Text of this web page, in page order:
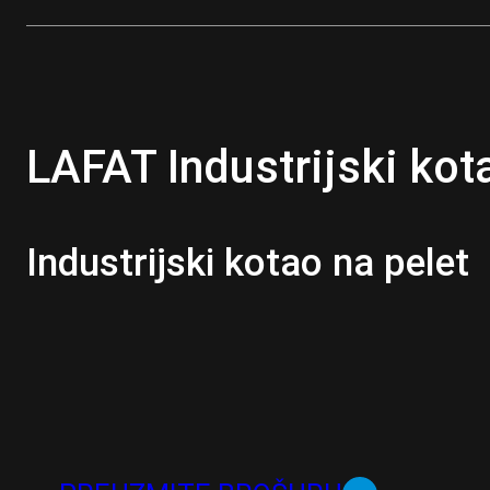
LAFAT Industrijski
Industrijski kotao na pelet